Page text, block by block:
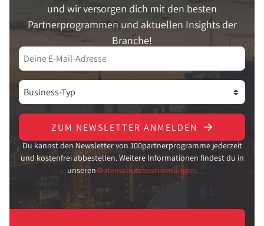
und wir versorgen dich mit den besten
Partnerprogrammen und aktuellen Insights der
Branche!
ZUM NEWSLETTER ANMELDEN
Du kannst den Newsletter von 100partnerprogramme jederzeit
und kostenfrei abbestellen. Weitere Informationen findest du in
unseren Datenschutzbestimmungen.